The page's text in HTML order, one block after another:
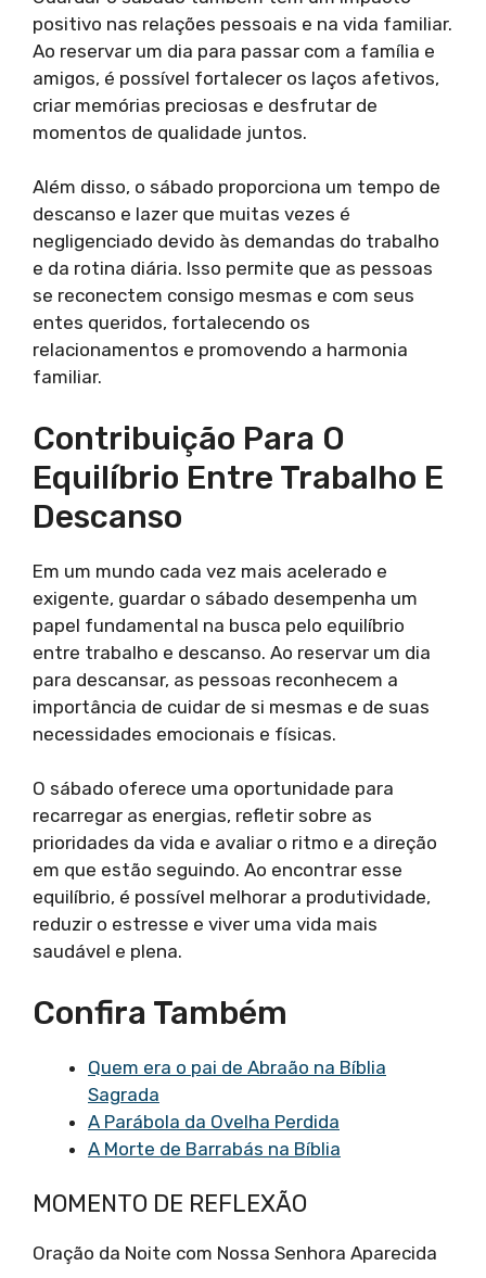
positivo nas relações pessoais e na vida familiar.
Ao reservar um dia para passar com a família e
amigos, é possível fortalecer os laços afetivos,
criar memórias preciosas e desfrutar de
momentos de qualidade juntos.
Além disso, o sábado proporciona um tempo de
descanso e lazer que muitas vezes é
negligenciado devido às demandas do trabalho
e da rotina diária. Isso permite que as pessoas
se reconectem consigo mesmas e com seus
entes queridos, fortalecendo os
relacionamentos e promovendo a harmonia
familiar.
Contribuição Para O
Equilíbrio Entre Trabalho E
Descanso
Em um mundo cada vez mais acelerado e
exigente, guardar o sábado desempenha um
papel fundamental na busca pelo equilíbrio
entre trabalho e descanso. Ao reservar um dia
para descansar, as pessoas reconhecem a
importância de cuidar de si mesmas e de suas
necessidades emocionais e físicas.
O sábado oferece uma oportunidade para
recarregar as energias, refletir sobre as
prioridades da vida e avaliar o ritmo e a direção
em que estão seguindo. Ao encontrar esse
equilíbrio, é possível melhorar a produtividade,
reduzir o estresse e viver uma vida mais
saudável e plena.
Confira Também
Quem era o pai de Abraão na Bíblia
Sagrada
A Parábola da Ovelha Perdida
A Morte de Barrabás na Bíblia
MOMENTO DE REFLEXÃO
Oração da Noite com Nossa Senhora Aparecida